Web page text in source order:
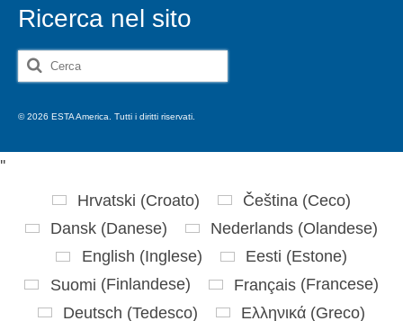
Ricerca nel sito
Cerca:
© 2026 ESTA America. Tutti i diritti riservati.
''
Hrvatski (Croato) Čeština (Ceco)
Dansk (Danese) Nederlands (Olandese)
English (Inglese) Eesti (Estone)
Suomi (Finlandese) Français(Francese)
Deutsch (Tedesco) Ελληνικά (Greco)